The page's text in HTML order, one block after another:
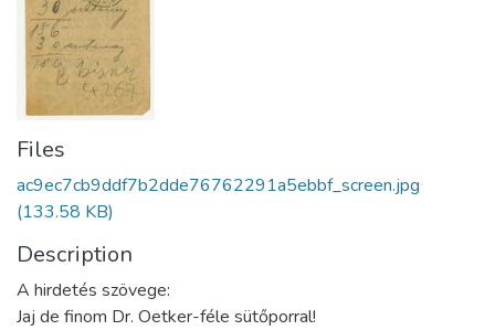
Files
ac9ec7cb9ddf7b2dde76762291a5ebbf_screen.jpg
(133.58 KB)
Description
A hirdetés szövege:
Jaj de finom Dr. Oetker-féle sütőporral!